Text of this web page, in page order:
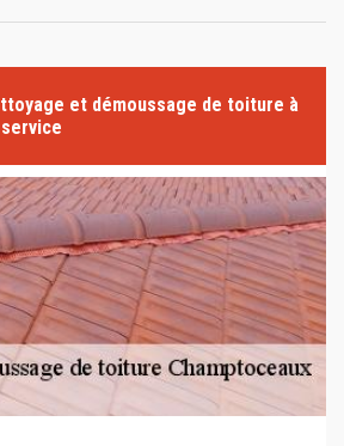
et démoussage de toiture à